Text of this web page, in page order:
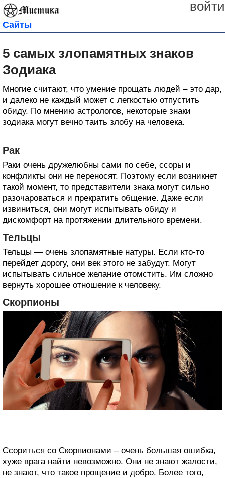
войти
Сайты
5 самых злопамятных знаков
Зодиака
Многие считают, что умение прощать людей – это дар,
и далеко не каждый может с легкостью отпустить
обиду. По мнению астрологов, некоторые знаки
зодиака могут вечно таить злобу на человека.
Рак
Раки очень дружелюбны сами по себе, ссоры и
конфликты они не переносят. Поэтому если возникнет
такой момент, то представители знака могут сильно
разочароваться и прекратить общение. Даже если
извиниться, они могут испытывать обиду и
дискомфорт на протяжении длительного времени.
Тельцы
Тельцы — очень злопамятные натуры. Если кто-то
перейдет дорогу, они век этого не забудут. Могут
испытывать сильное желание отомстить. Им сложно
вернуть хорошее отношение к человеку.
Скорпионы
Ссориться со Скорпионами – очень большая ошибка,
хуже врага найти невозможно. Они не знают жалости,
не знают, что такое прощение и добро. Более того,